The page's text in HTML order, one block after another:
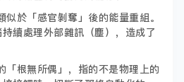
似於「感官剝奪」後的能量重組。
續處理外部雜訊（塵），造成了
「根無所偶」，指的不是物理上的